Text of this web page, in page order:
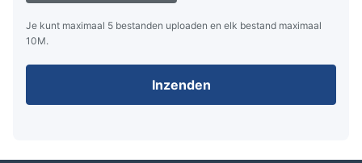
Je kunt maximaal 5 bestanden uploaden en elk bestand maximaal
10M.
Inzenden